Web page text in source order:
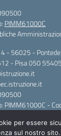
PIMM61000C
- 56025 -
- Pisa 050
PIMM61000C -
per essere
sul nostro